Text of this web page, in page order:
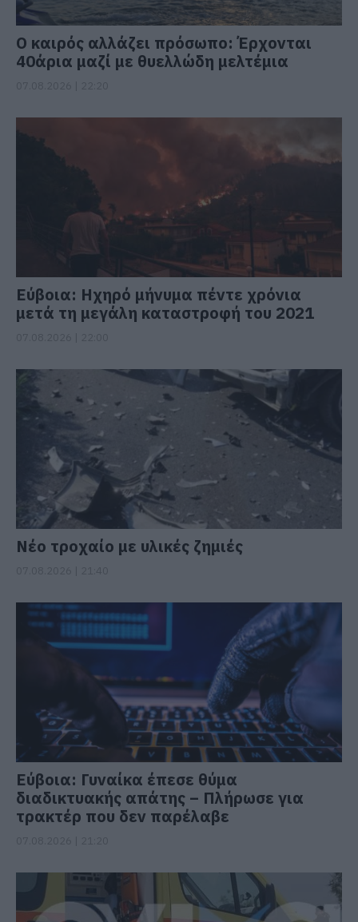
Ο καιρός αλλάζει πρόσωπο: Έρχονται
40άρια μαζί με θυελλώδη μελτέμια
Εύβοια: Ηχηρό μήνυμα πέντε χρόνια
μετά τη μεγάλη καταστροφή του 2021
Νέο τροχαίο με υλικές ζημιές
Εύβοια: Γυναίκα έπεσε θύμα
διαδικτυακής απάτης – Πλήρωσε για
τρακτέρ που δεν παρέλαβε